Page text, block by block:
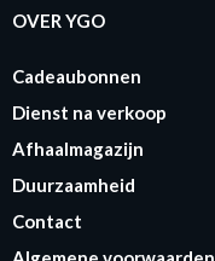
OVER YGO
Cadeaubonnen
Dienst na verkoop
Afhaalmagazijn
Duurzaamheid
Contact